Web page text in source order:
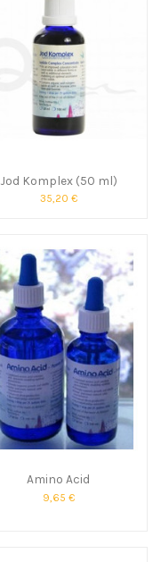
Jod Komplex (50 ml)
35,20 €
Amino Acid
9,65 €